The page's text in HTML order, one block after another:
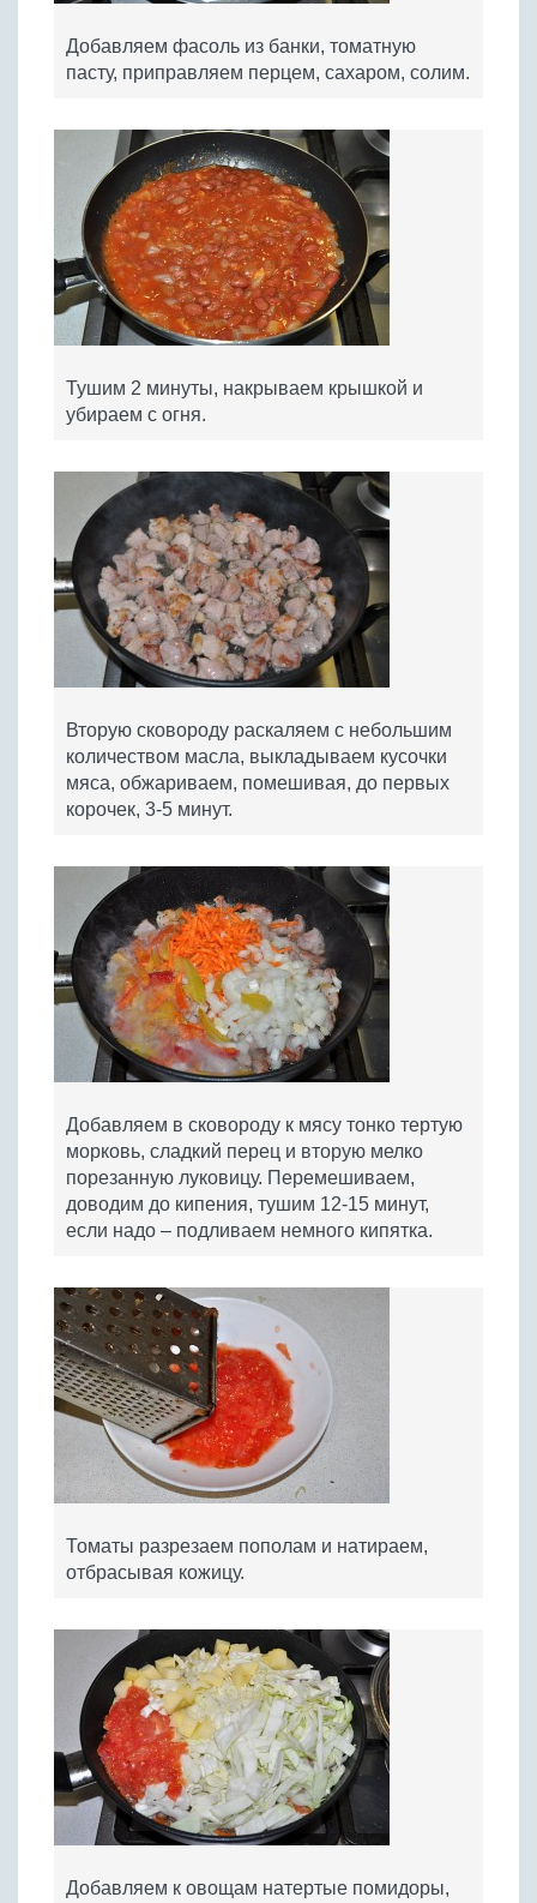
Добавляем фасоль из банки, томатную
пасту, приправляем перцем, сахаром, солим.
Тушим 2 минуты, накрываем крышкой и
убираем с огня.
Вторую сковороду раскаляем с небольшим
количеством масла, выкладываем кусочки
мяса, обжариваем, помешивая, до первых
корочек, 3-5 минут.
Добавляем в сковороду к мясу тонко тертую
морковь, сладкий перец и вторую мелко
порезанную луковицу. Перемешиваем,
доводим до кипения, тушим 12-15 минут,
если надо – подливаем немного кипятка.
Томаты разрезаем пополам и натираем,
отбрасывая кожицу.
Добавляем к овощам натертые помидоры,